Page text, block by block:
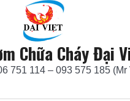
Chữa Cháy Đại
751 114 – 093 575 185 (Mr